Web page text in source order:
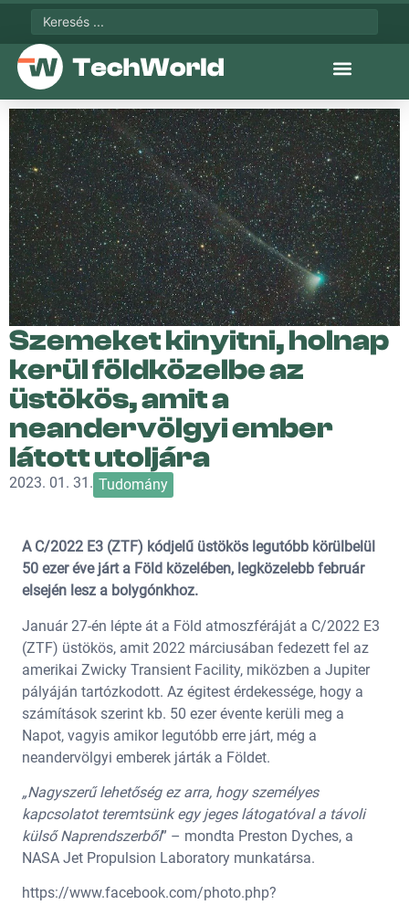
Szemeket kinyitni, holnap
kerül földközelbe az
üstökös, amit a
neandervölgyi ember
látott utoljára
2023. 01. 31. Tudomány
A C/2022 E3 (ZTF) kódjelű üstökös legutóbb körülbelül
50 ezer éve járt a Föld közelében, legközelebb február
elsején lesz a bolygónkhoz.
Január 27-én lépte át a Föld atmoszféráját a C/2022 E3
(ZTF) üstökös, amit 2022 márciusában fedezett fel az
amerikai Zwicky Transient Facility, miközben a Jupiter
pályáján tartózkodott. Az égitest érdekessége, hogy a
számítások szerint kb. 50 ezer évente kerüli meg a
Napot, vagyis amikor legutóbb erre járt, még a
neandervölgyi emberek járták a Földet.
„Nagyszerű lehetőség ez arra, hogy személyes
kapcsolatot teremtsünk egy jeges látogatóval a távoli
külső Naprendszerből” – mondta Preston Dyches, a
NASA Jet Propulsion Laboratory munkatársa.
https://www.facebook.com/photo.php?